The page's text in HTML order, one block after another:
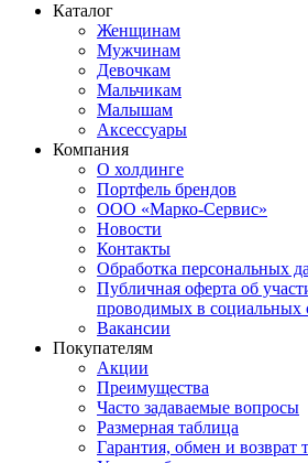
Каталог
Женщинам
Мужчинам
Девочкам
Мальчикам
Малышам
Аксессуары
Компания
О холдинге
Портфель брендов
ООО «Марко-Сервис»
Новости
Контакты
Обработка персональных
Публичная оферта об
проводимых в социальных
Вакансии
Покупателям
Акции
Преимущества
Часто задаваемые вопросы
Размерная таблица
Гарантия, обмен и возврат